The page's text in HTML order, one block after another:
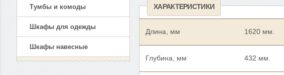
ХАРАКТЕРИСТИКИ
Длина, мм 1620 мм.
Глубина, мм 432 мм.
Тумбы и комоды
Шкафы для одежды
Шкафы навесные